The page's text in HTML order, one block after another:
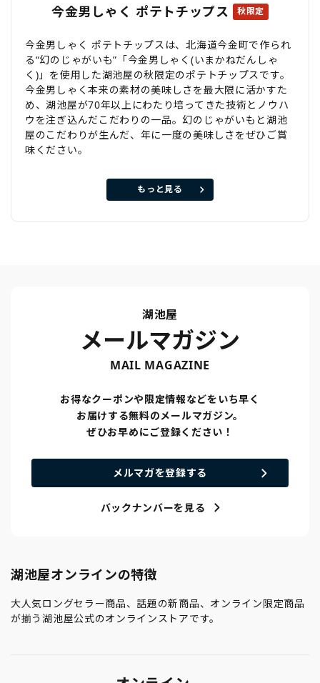
今金男しゃく ポテトチップス 秋限定
今金男しゃく ポテトチップスは、北海道今金町で作られ
る“幻のじゃがいも”「今金男しゃく(いまかねだんしゃ
く)」を使用した湖池屋の秋限定のポテトチップスです。
今金男しゃく本来の素材の美味しさを最大限に活かすた
め、湖池屋が70年以上にわたり培ってきた技術とノウハ
ウを注ぎ込んだこだわりの一品。幻のじゃがいもと湖池
屋のこだわりが生んだ、年に一度の美味しさをぜひご賞
味ください。
もっと見る
湖池屋
メールマガジン
MAIL MAGAZINE
お得なクーポンや限定情報などをいち早く
お届けする無料のメールマガジン。
ぜひお早めにご登録ください！
メルマガを登録する
バックナンバーを見る
湖池屋オンラインの特徴
大人気ロングセラー商品、話題の新商品、オンライン限定商品
が揃う湖池屋公式のオンラインストアです。